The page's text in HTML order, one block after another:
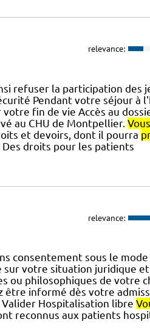
relevance:
refuser la participation des
Pendant votre séjour à
fin de vie Accès au
au CHU de Montpellier. Vous
et devoirs, dont il pourra
droits pour les patients
relevance:
consentement sous le mode
sur votre situation juridique et
ou philosophiques de votre
être informé dès votre
Valider Hospitalisation libre
reconnus aux patients